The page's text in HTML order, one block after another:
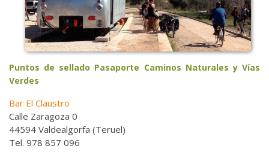
Puntos de sellado Pasaporte Caminos Naturales y Vías
Verdes
Bar El Claustro
Calle Zaragoza 0
44594 Valdealgorfa (Teruel)
Tel. 978 857 096